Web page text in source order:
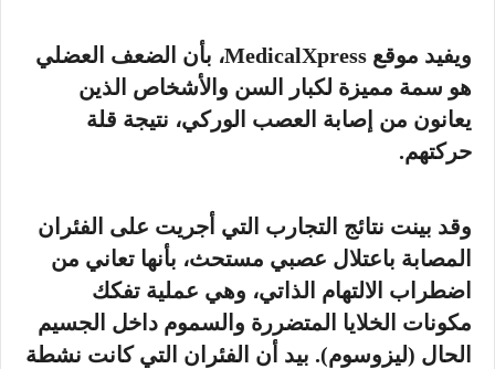
ويفيد موقع MedicalXpress، بأن الضعف العضلي
هو سمة مميزة لكبار السن والأشخاص الذين
يعانون من إصابة العصب الوركي، نتيجة قلة
حركتهم.
وقد بينت نتائج التجارب التي أجريت على الفئران
المصابة باعتلال عصبي مستحث، بأنها تعاني من
اضطراب الالتهام الذاتي، وهي عملية تفكك
مكونات الخلايا المتضررة والسموم داخل الجسيم
الحال (ليزوسوم). بيد أن الفئران التي كانت نشطة